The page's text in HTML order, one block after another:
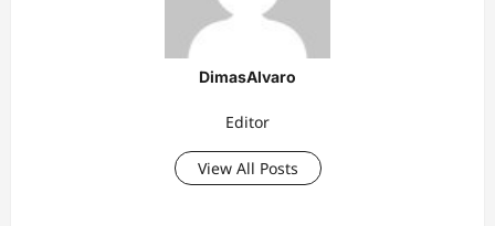
DimasAlvaro
Editor
View All Posts